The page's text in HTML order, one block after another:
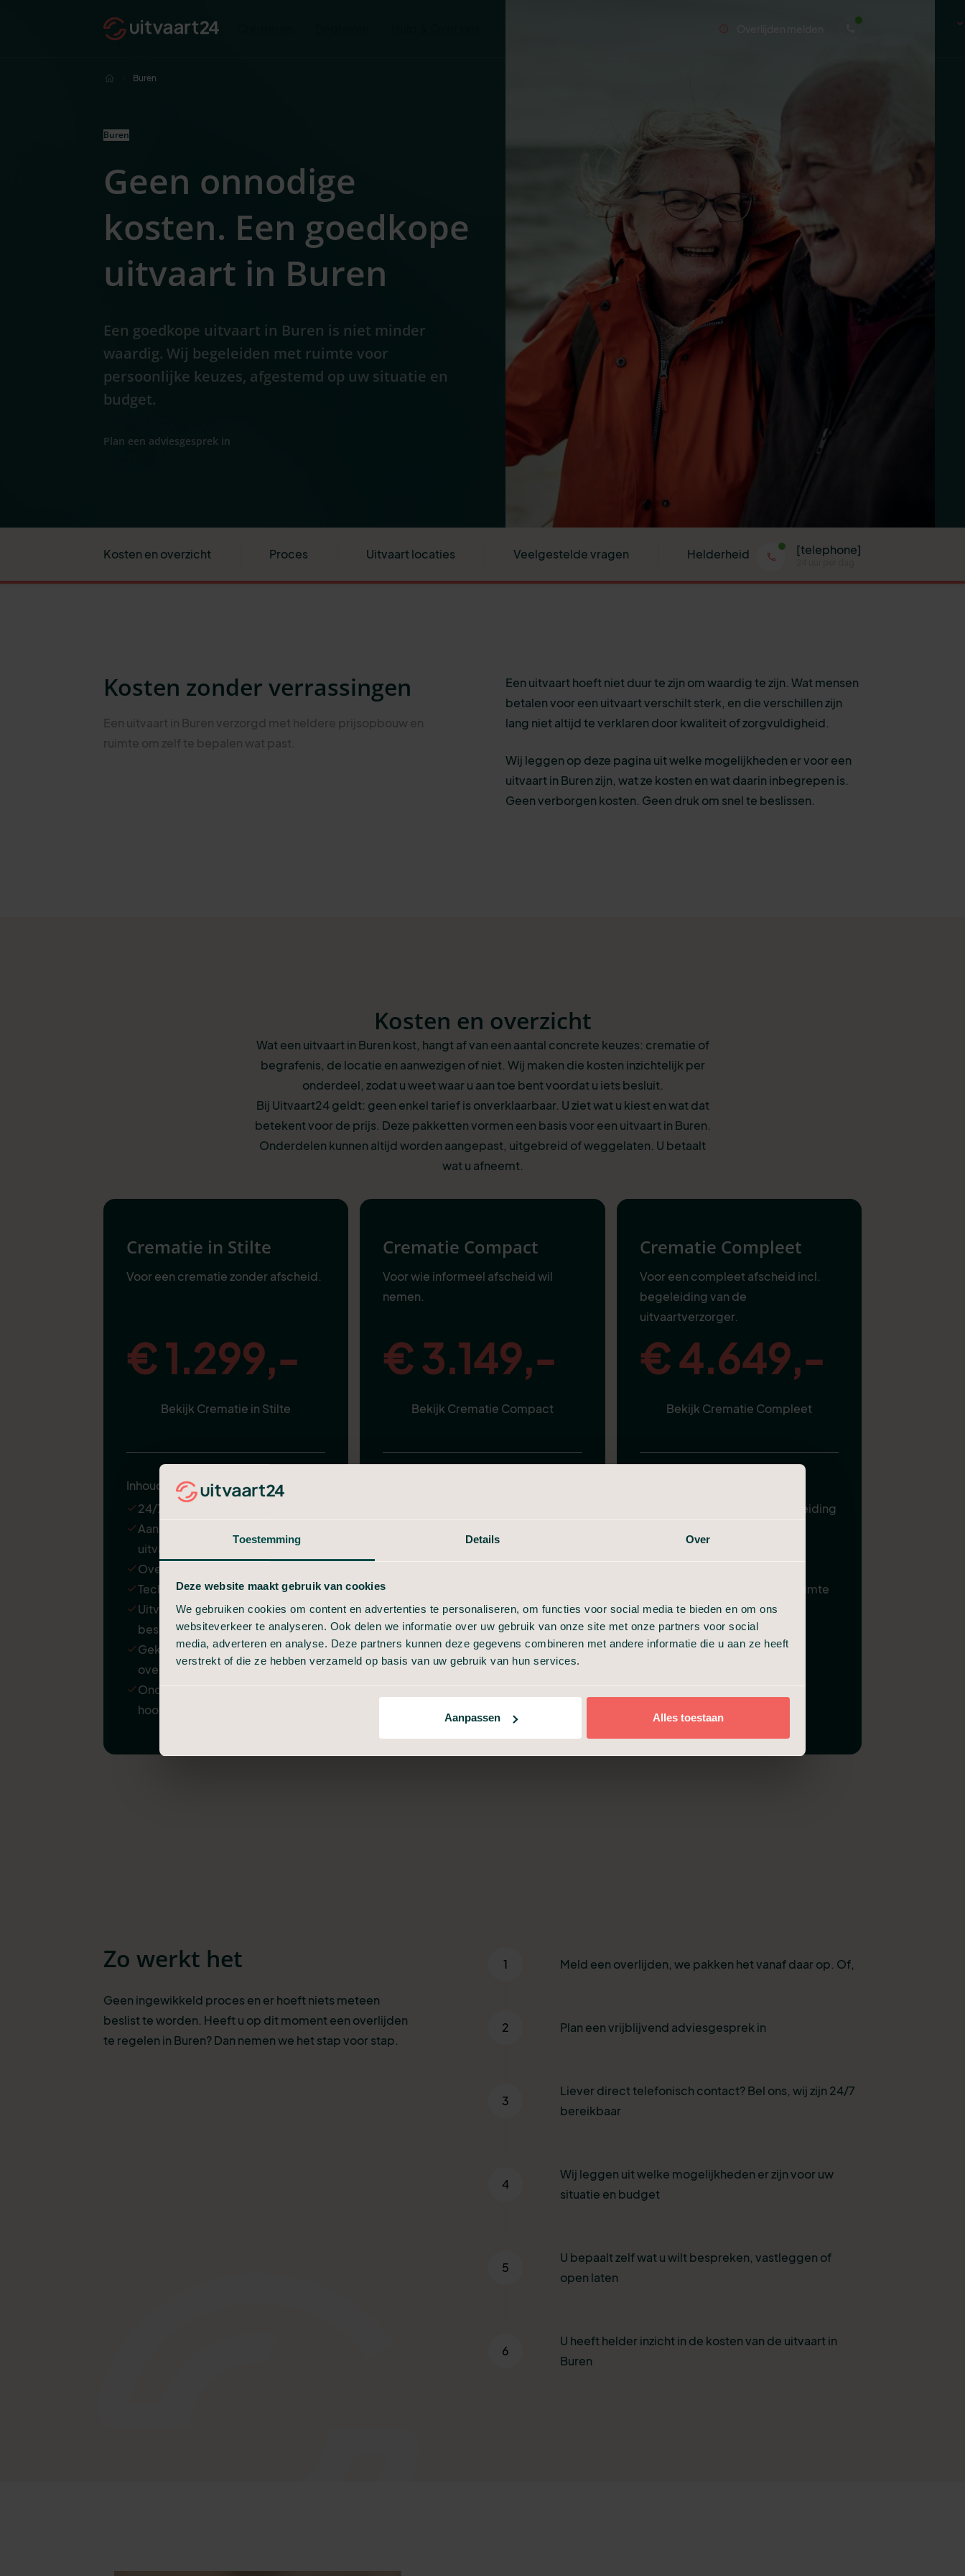
Toestemming Details Over
Deze website maakt gebruik van cookies
We gebruiken cookies om content en advertenties te personaliseren, om functies voor social media te bieden en om ons
websiteverkeer te analyseren. Ook delen we informatie over uw gebruik van onze site met onze partners voor social
media, adverteren en analyse. Deze partners kunnen deze gegevens combineren met andere informatie die u aan ze heeft
verstrekt of die ze hebben verzameld op basis van uw gebruik van hun services.
Aanpassen Alles toestaan
Buren
Buren
Geen onnodige
kosten. Een goedkope
uitvaart in Buren
Een goedkope uitvaart in Buren is niet minder
waardig. Wij begeleiden met ruimte voor
persoonlijke keuzes, afgestemd op uw situatie en
budget.
Plan een adviesgesprek in
Kosten en overzicht Proces Uitvaart locaties Veelgestelde vragen Helderheid [telephone]
Kosten zonder verrassingen
Een uitvaart in Buren verzorgd met heldere prijsopbouw en
ruimte om zelf te bepalen wat past.
Een uitvaart hoeft niet duur te zijn om waardig te zijn. Wat mensen
betalen voor een uitvaart verschilt sterk, en die verschillen zijn
lang niet altijd te verklaren door kwaliteit of zorgvuldigheid.
Wij leggen op deze pagina uit welke mogelijkheden er voor een
uitvaart in Buren zijn, wat ze kosten en wat daarin inbegrepen is.
Geen verborgen kosten. Geen druk om snel te beslissen.
Kosten en overzicht
Wat een uitvaart in Buren kost, hangt af van een aantal concrete keuzes: crematie of
begrafenis, de locatie en aanwezigen of niet. Wij maken die kosten inzichtelijk per
onderdeel, zodat u weet waar u aan toe bent voordat u iets besluit.
Bij Uitvaart24 geldt: geen enkel tarief is onverklaarbaar. U ziet wat u kiest en wat dat
betekent voor de prijs. Deze pakketten vormen een basis voor een uitvaart in Buren.
Onderdelen kunnen altijd worden aangepast, uitgebreid of weggelaten. U betaalt
wat u afneemt.
Crematie in Stilte
Voor een crematie zonder afscheid.
€ 1.299,-
Bekijk Crematie in Stilte
Inhoud
24/7 ondersteuning
Aannemen en regelen van de
uitvaart
Overbrenging van de overledene
Technische verzorging
Uitvaartkist met een kleine
beschadiging
Gekoelde bewaring van
overledene
Ondersteuning door
hoofdkantoor
Crematie Compact
Voor wie informeel afscheid wil
nemen.
€ 3.149,-
Bekijk Crematie Compact
Informeel afscheid (30 min)
Incasseren van
verzekeringspolissen
Crematie Compleet
Voor een compleet afscheid incl.
begeleiding van de
uitvaartverzorger.
€ 4.649,-
Bekijk Crematie Compleet
Uitvaartverzorger ter begeleiding
Samenzijn in condoleanceruimte
Zo werkt het
Geen ingewikkeld proces en er hoeft niets meteen
beslist te worden. Heeft u op dit moment een overlijden
te regelen in Buren? Dan nemen we het stap voor stap.
1 Meld een overlijden, we pakken het vanaf daar op. Of,
2 Plan een vrijblijvend adviesgesprek in
3
Liever direct telefonisch contact? Bel ons, wij zijn 24/7
bereikbaar
4
Wij leggen uit welke mogelijkheden er zijn voor uw
situatie en budget
5
U bepaalt zelf wat u wilt bespreken, vastleggen of
open laten
6
U heeft helder inzicht in de kosten van de uitvaart in
Buren